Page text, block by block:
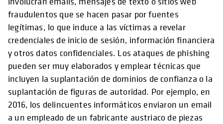
fraudulentos que se hacen pasar por fuentes
legítimas, lo que induce a las víctimas a revelar
credenciales de inicio de sesión, información financiera
y otros datos confidenciales. Los ataques de phishing
pueden ser muy elaborados y emplear técnicas que
incluyen la suplantación de dominios de confianza o la
suplantación de figuras de autoridad. Por ejemplo, en
2016, los delincuentes informáticos enviaron un email
a un empleado de un fabricante austriaco de piezas